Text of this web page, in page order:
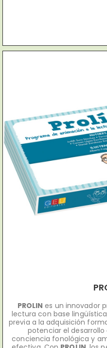
PROLIN es un innovador
lectura con base
previa a la adquisición
potenciar el
conciencia fonológica y